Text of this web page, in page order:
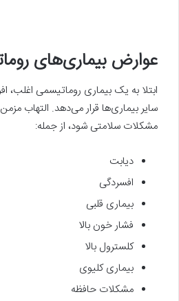
عوارض بیماری‌های
ابتلا به یک بیماری روماتیسمی اغلب،
سایر بیماری‌ها قرار می‌دهد. التهاب
مشکلات سلامتی شود، از جمله:
دیابت
افسردگی
بیماری قلبی
فشار خون بالا
کلسترول بالا
بیماری کلیوی
مشکلات حافظه